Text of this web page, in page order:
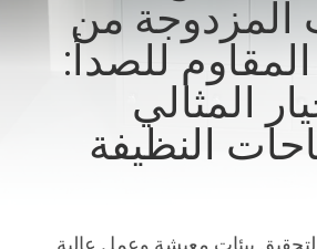
المزدوجة من
المقاوم للصدأ:
المثالي
النظيفة
بيئات معيشة وعمل عالية